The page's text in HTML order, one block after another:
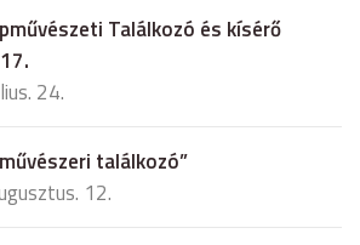
Találkozó és kísérő
24.
találkozó”
12.